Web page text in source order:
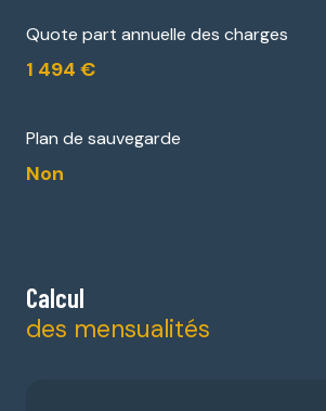
Quote part annuelle des charges
1 494 €
Plan de sauvegarde
Non
Calcul
des mensualités